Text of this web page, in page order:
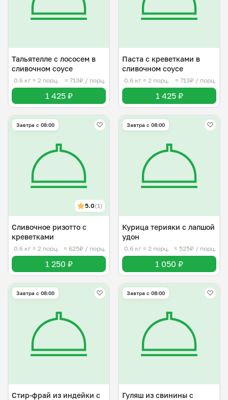
Тальятелле с лососем в
сливочном соусе
0.6 кг ≈ 2 порц. ≈ 713₽ / порц.
1 425 ₽
Паста с креветками в
сливочном соусе
0.6 кг ≈ 2 порц. ≈ 713₽ / порц.
1 425 ₽
Завтра c 08:00
5.0(1)
Сливочное ризотто с
креветками
0.6 кг ≈ 2 порц. ≈ 625₽ / порц.
1 250 ₽
Завтра c 08:00
Курица терияки с лапшой
удон
0.6 кг ≈ 2 порц. ≈ 525₽ / порц.
1 050 ₽
Завтра c 08:00
Стир-фрай из индейки с
Завтра c 08:00
Гуляш из свинины с